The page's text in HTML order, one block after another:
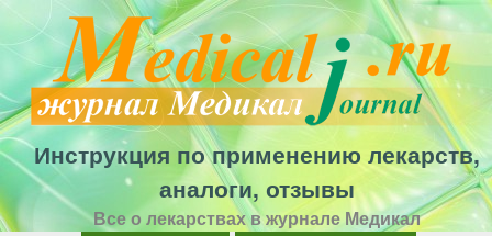
Перейти
к
основному
содержанию
Инструкция по применению лекарств,
аналоги, отзывы
Все о лекарствах в журнале Медикал